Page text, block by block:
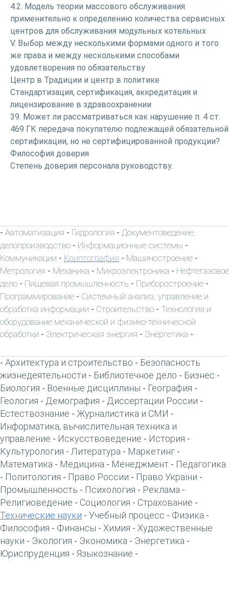
4.2. Модель теории массового обслуживания
применительно к определению количества сервисных
центров для обслуживания модульных котельных
V. Выбор между несколькими формами одного и того
же права и между несколькими способами
удовлетворения по обязательству
Центр в Традиции и центр в политике
Стандартизация, сертификация, аккредитация и
лицензирование в здравоохранении
39. Может ли рассматриваться как нарушение п. 4 ст.
469 ГК передача покупателю подлежащей обязательной
сертификации, но не сертифицированной продукции?
Философия доверия
Степень доверия персонала руководству.
- Автоматизация - Гидрология - Документоведение,
делопроизводство - Информационные системы -
Коммуникации - Криптография - Машиностроение -
Метрология - Механика - Микроэлектроника - Нефтегазовое
дело - Пищевая промышленность - Приборостроение -
Программирование - Системный анализ, управление и
обработка информации - Строительство - Технология и
оборудование механической и физико-технической
обработки - Электрическая энергия - Энергетика -
- Архитектура и строительство - Безопасность
жизнедеятельности - Библиотечное дело - Бизнес -
Биология - Военные дисциплины - География -
Геология - Демография - Диссертации России -
Естествознание - Журналистика и СМИ -
Информатика, вычислительная техника и
управление - Искусствоведение - История -
Культурология - Литература - Маркетинг -
Математика - Медицина - Менеджмент - Педагогика
- Политология - Право России - Право України -
Промышленность - Психология - Реклама -
Религиоведение - Социология - Страхование -
Технические науки - Учебный процесс - Физика -
Философия - Финансы - Химия - Художественные
науки - Экология - Экономика - Энергетика -
Юриспруденция - Языкознание -